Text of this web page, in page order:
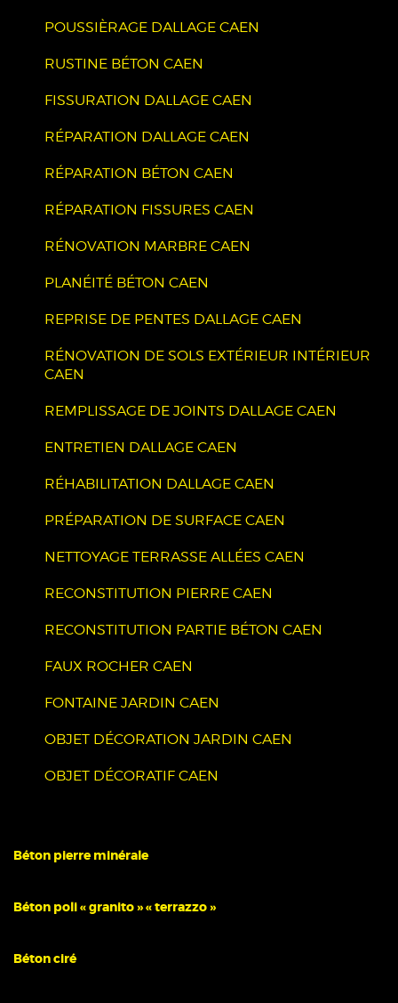
POUSSIÈRAGE DALLAGE CAEN
RUSTINE BÉTON CAEN
FISSURATION DALLAGE CAEN
RÉPARATION DALLAGE CAEN
RÉPARATION BÉTON CAEN
RÉPARATION FISSURES CAEN
RÉNOVATION MARBRE CAEN
PLANÉITÉ BÉTON CAEN
REPRISE DE PENTES DALLAGE CAEN
RÉNOVATION DE SOLS EXTÉRIEUR INTÉRIEUR
CAEN
REMPLISSAGE DE JOINTS DALLAGE CAEN
ENTRETIEN DALLAGE CAEN
RÉHABILITATION DALLAGE CAEN
PRÉPARATION DE SURFACE CAEN
NETTOYAGE TERRASSE ALLÉES CAEN
RECONSTITUTION PIERRE CAEN
RECONSTITUTION PARTIE BÉTON CAEN
FAUX ROCHER CAEN
FONTAINE JARDIN CAEN
OBJET DÉCORATION JARDIN CAEN
OBJET DÉCORATIF CAEN
Béton pierre minérale
Béton poli « granito » « terrazzo »
Béton ciré